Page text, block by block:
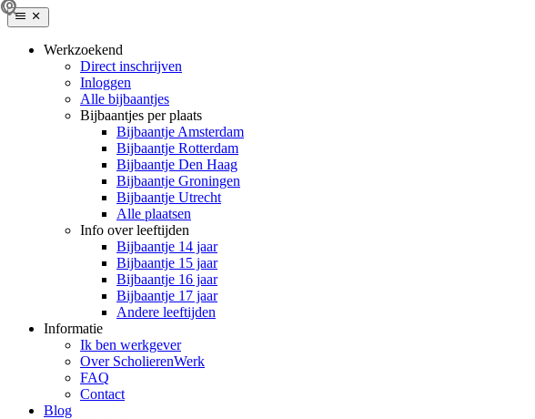
Werkzoekend
Direct inschrijven
Inloggen
Alle bijbaantjes
Bijbaantjes per plaats
Bijbaantje Amsterdam
Bijbaantje Rotterdam
Bijbaantje Den Haag
Bijbaantje Groningen
Bijbaantje Utrecht
Alle plaatsen
Info over leeftijden
Bijbaantje 14 jaar
Bijbaantje 15 jaar
Bijbaantje 16 jaar
Bijbaantje 17 jaar
Andere leeftijden
Informatie
Ik ben werkgever
Over ScholierenWerk
FAQ
Contact
Blog